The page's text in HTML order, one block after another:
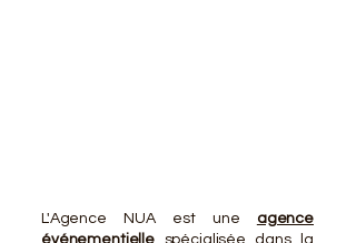
L'Agence NUA est une agence
événementielle
spécialisée dans la